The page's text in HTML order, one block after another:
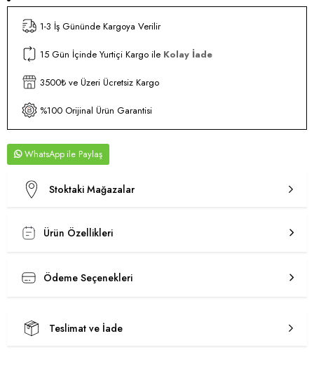
1-3 İş Gününde Kargoya Verilir
15 Gün İçinde Yurtiçi Kargo ile Kolay İade
3500₺ ve Üzeri Ücretsiz Kargo
%100 Orijinal Ürün Garantisi
WhatsApp
Stoktaki Mağazalar
Ürün Özellikleri
Ödeme Seçenekleri
Teslimat ve İade